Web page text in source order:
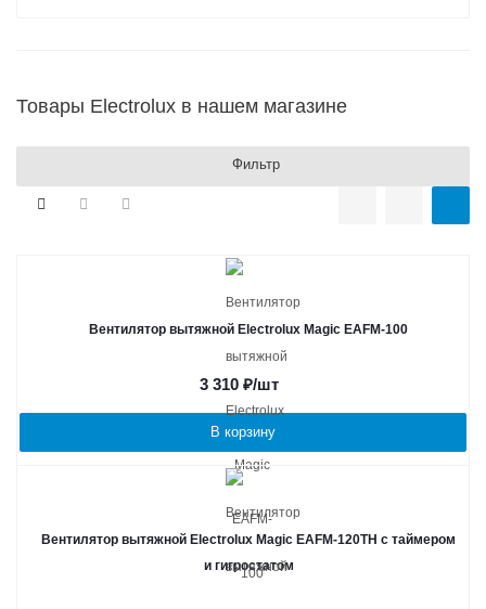
Товары Electrolux в нашем магазине
Фильтр
Вентилятор вытяжной Electrolux Magic EAFM-100
3 310 ₽/шт
В корзину
Вентилятор вытяжной Electrolux Magic EAFM-120TH с таймером
и гигростатом